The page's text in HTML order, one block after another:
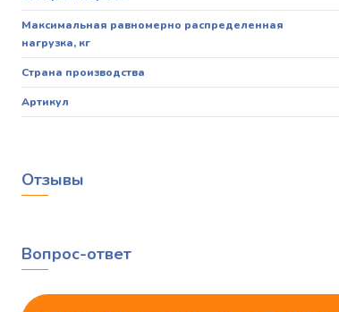
Максимальная равномерно распределенная
нагрузка, кг
Страна производства
Артикул
Отзывы
Вопрос-ответ